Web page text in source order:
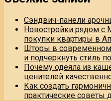
Сэндвич-панели
Новостройки рядом с
покупки квартиры в
Шторы в современном
и подчеркнуть стиль
Почему одеяла из
ценителей
Как создать
практические советы